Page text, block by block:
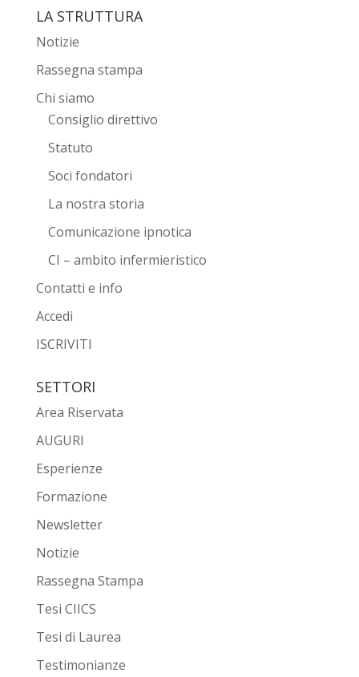
LA STRUTTURA
Notizie
Rassegna stampa
Chi siamo
Consiglio direttivo
Statuto
Soci fondatori
La nostra storia
Comunicazione ipnotica
CI – ambito infermieristico
Contatti e info
Accedi
ISCRIVITI
SETTORI
Area Riservata
AUGURI
Esperienze
Formazione
Newsletter
Notizie
Rassegna Stampa
Tesi CIICS
Tesi di Laurea
Testimonianze